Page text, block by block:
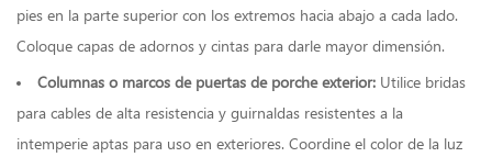
pies en la parte superior con los extremos hacia abajo a cada lado.
Coloque capas de adornos y cintas para darle mayor dimensión.
Columnas o marcos de puertas de porche exterior: Utilice bridas
para cables de alta resistencia y guirnaldas resistentes a la
intemperie aptas para uso en exteriores. Coordine el color de la luz